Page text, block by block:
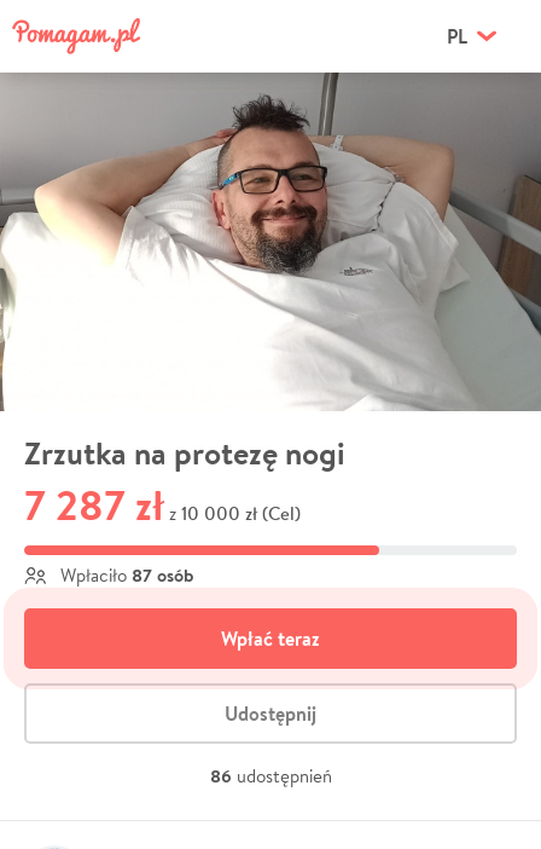
PL
Zrzutka na protezę nogi
7 287 zł z 10 000 zł (Cel)
Wpłaciło 87 osób
Wpłać teraz
Udostępnij
86 udostępnień